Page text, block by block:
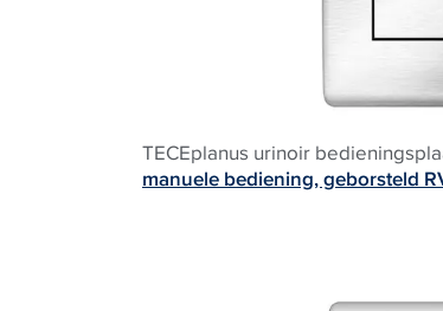
TECEplanus urinoir
manuele bediening, geborsteld